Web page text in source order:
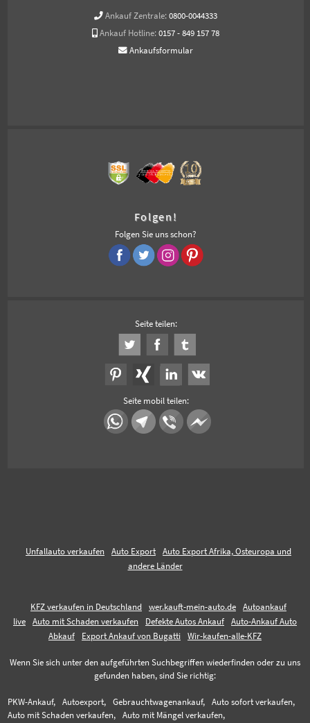
Ankauf Zentrale: 0800-0044333
Ankauf Hotline: 0157 - 849 157 78
Ankaufsformular
Folgen!
Folgen Sie uns schon?
Seite teilen:
Seite mobil teilen:
Unfallauto verkaufen Auto Export
Auto Export Afrika, Osteuropa und
andere Länder
KFZ verkaufen in Deutschland wer.kauft-mein-auto.de
Autoankauf
live
Auto mit Schaden verkaufen Defekte Autos Ankauf
Auto-Ankauf Auto
Abkauf
Export Ankauf von Bugatti Wir-kaufen-alle-KFZ
Wenn Sie sich unter den aufgeführten Suchbegriffen wiederfinden oder zu uns
gefunden haben, sind Sie richtig:
PKW-Ankauf, Autoexport, Gebrauchtwagenankauf,
Auto sofort verkaufen,
Auto mit Schaden verkaufen,
Auto mit Mängel verkaufen,